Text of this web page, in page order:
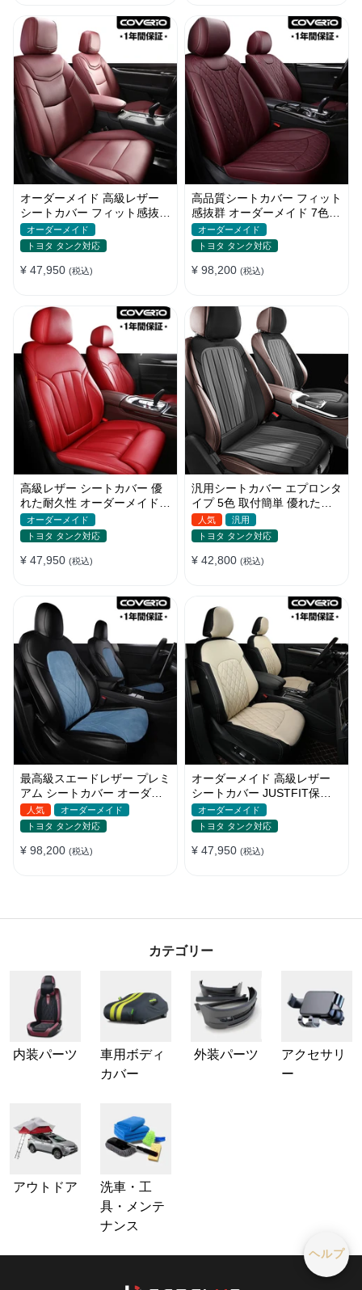
オーダーメイド 高級レザー
シートカバー フィット感抜群
防水防汚 おしゃれ 全席セッ
ト
オーダーメイド
トヨタ タンク対応
¥ 47,950 (税込)
高品質シートカバー フィット
感抜群 オーダーメイド 7色レ
ザー 防水 軽/普自動車 SUV
オーダーメイド
トヨタ タンク対応
¥ 98,200 (税込)
高級レザー シートカバー 優
れた耐久性 オーダーメイド
フィット感 防汚防水 おしゃ
れ
オーダーメイド
トヨタ タンク対応
¥ 47,950 (税込)
汎用シートカバー エプロンタ
イプ 5色 取付簡単 優れた耐
摩耗性 おしゃれ 軽/普自動車
人気
汎用
トヨタ タンク対応
¥ 42,800 (税込)
最高級スエードレザー プレミ
アム シートカバー オーダー
メイド かわいい 全車種対応
人気
オーダーメイド
トヨタ タンク対応
¥ 98,200 (税込)
オーダーメイド 高級レザー
シートカバー JUSTFIT保証
防汚・防水 おしゃれ 全席セ
ット
オーダーメイド
トヨタ タンク対応
¥ 47,950 (税込)
カテゴリー
内装パーツ
車用ボディ
カバー
外装パーツ
アクセサリ
ー
アウトドア
洗車・工
具・メンテ
ナンス
ヘルプ